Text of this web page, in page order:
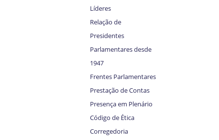
Líderes
Relação de
Presidentes
Parlamentares desde
1947
Frentes Parlamentares
Prestação de Contas
Presença em Plenário
Código de Ética
Corregedoria